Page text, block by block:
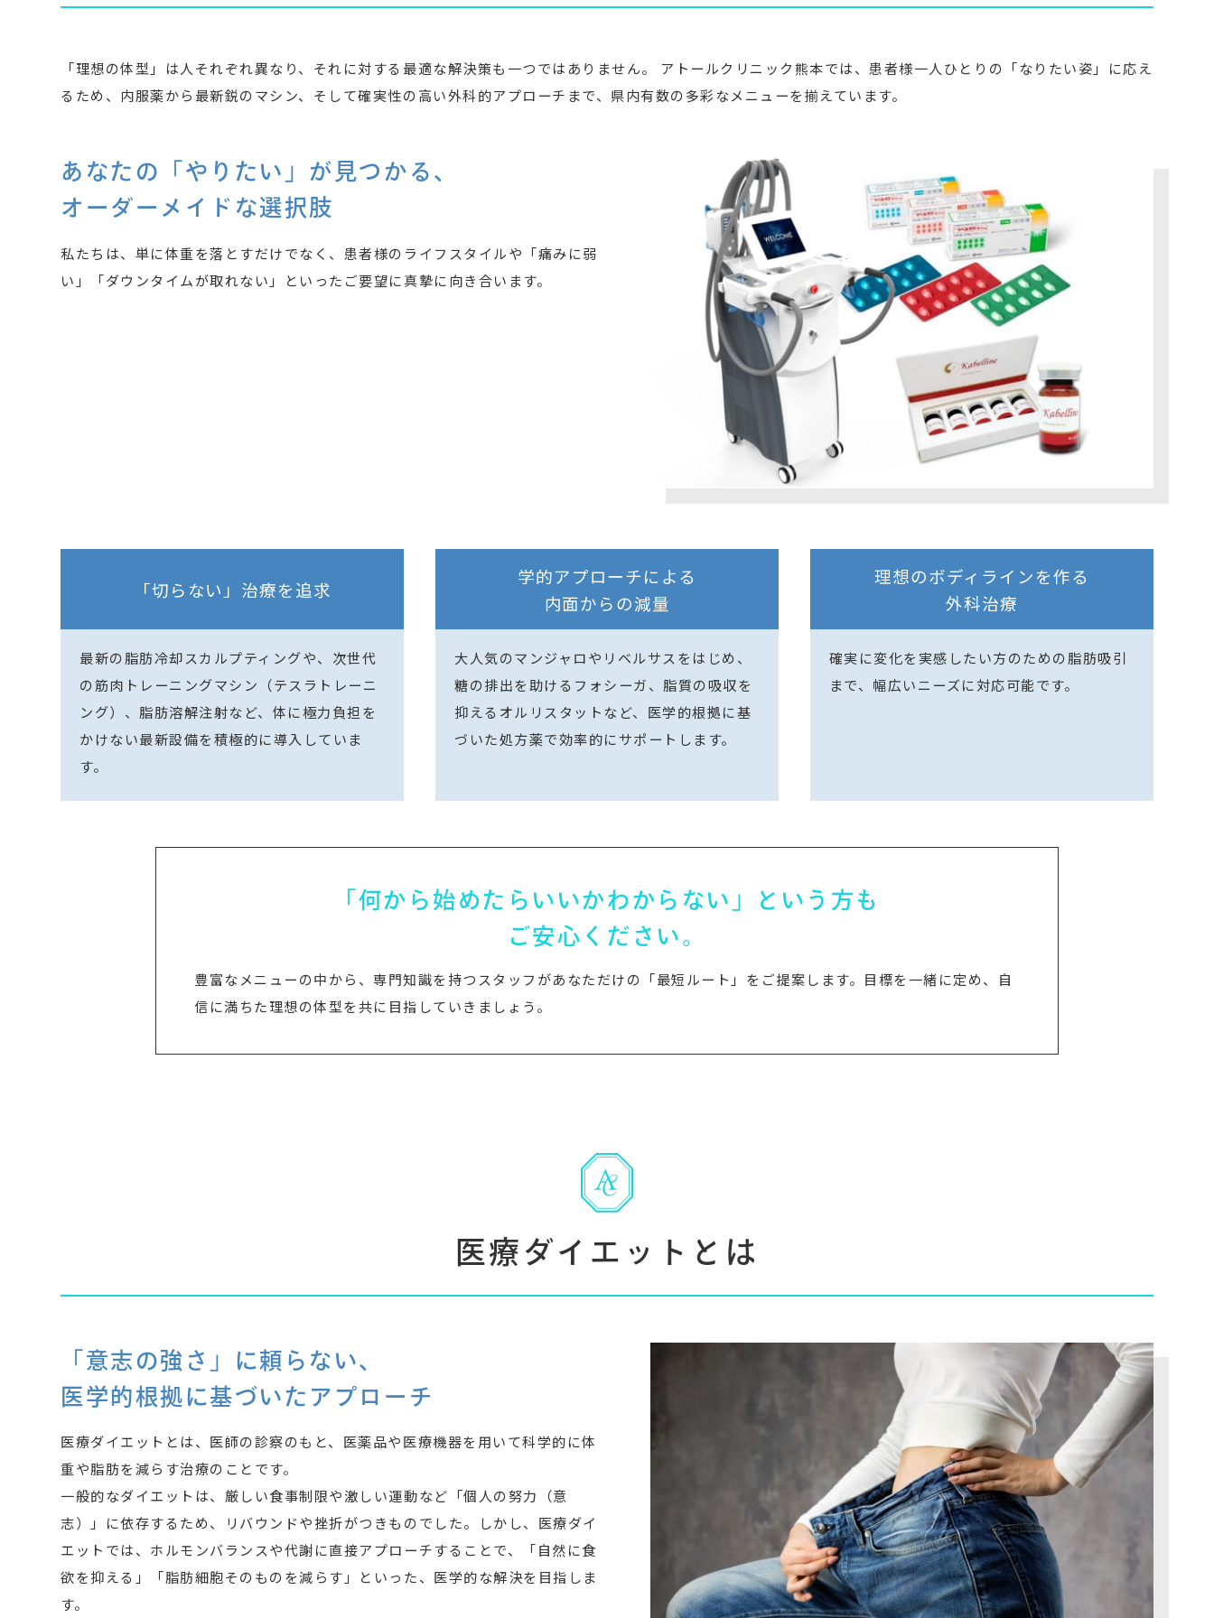
「理想の体型」は人それぞれ異なり、それに対する最適な解決策も一つではありません。 アトールクリニック熊本では、患者様一人ひとりの「なりたい姿」に応え
るため、内服薬から最新鋭のマシン、そして確実性の高い外科的アプローチまで、県内有数の多彩なメニューを揃えています。
あなたの「やりたい」が見つかる、
オーダーメイドな選択肢
私たちは、単に体重を落とすだけでなく、患者様のライフスタイルや「痛みに弱
い」「ダウンタイムが取れない」といったご要望に真摯に向き合います。
「切らない」治療を追求
最新の脂肪冷却スカルプティングや、次世代
の筋肉トレーニングマシン（テスラトレーニ
ング）、脂肪溶解注射など、体に極力負担を
かけない最新設備を積極的に導入していま
す。
学的アプローチによる
内面からの減量
大人気のマンジャロやリベルサスをはじめ、
糖の排出を助けるフォシーガ、脂質の吸収を
抑えるオルリスタットなど、医学的根拠に基
づいた処方薬で効率的にサポートします。
理想のボディラインを作る
外科治療
確実に変化を実感したい方のための脂肪吸引
まで、幅広いニーズに対応可能です。
「何から始めたらいいかわからない」という方も
ご安心ください。
豊富なメニューの中から、専門知識を持つスタッフがあなただけの「最短ルート」をご提案します。目標を一緒に定め、自
信に満ちた理想の体型を共に目指していきましょう。
医療ダイエットとは
「意志の強さ」に頼らない、
医学的根拠に基づいたアプローチ
医療ダイエットとは、医師の診察のもと、医薬品や医療機器を用いて科学的に体
重や脂肪を減らす治療のことです。
一般的なダイエットは、厳しい食事制限や激しい運動など「個人の努力（意
志）」に依存するため、リバウンドや挫折がつきものでした。しかし、医療ダイ
エットでは、ホルモンバランスや代謝に直接アプローチすることで、「自然に食
欲を抑える」「脂肪細胞そのものを減らす」といった、医学的な解決を目指しま
す。